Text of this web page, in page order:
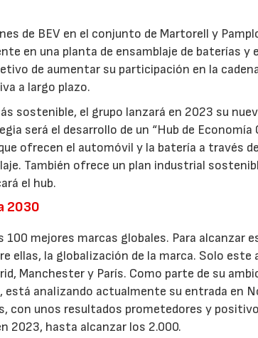
de BEV en el conjunto de Martorell y
en una planta de ensamblaje de baterías y
de aumentar su participación en la
a largo plazo.
sostenible, el grupo lanzará en 2023 su
será el desarrollo de un “Hub de Economía
ofrecen el automóvil y la batería a través
También ofrece un plan industrial
el hub.
2030
100 mejores marcas globales. Para alcanzar
ellas, la globalización de la marca. Solo este
Manchester y París. Como parte de su
analizando actualmente su entrada en
con unos resultados prometedores y
2023, hasta alcanzar los 2.000.